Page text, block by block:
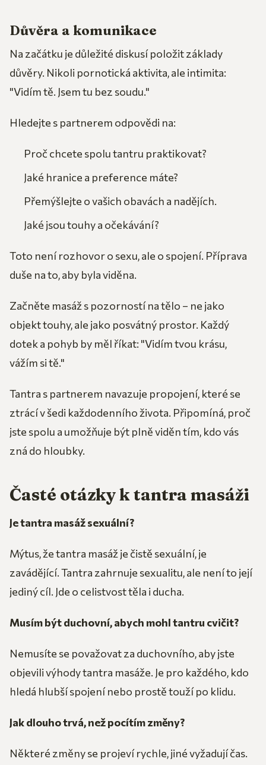
Důvěra a komunikace
Na začátku je důležité diskusí položit základy
důvěry. Nikoli pornotická aktivita, ale intimita:
"Vidím tě. Jsem tu bez soudu."
Hledejte s partnerem odpovědi na:
Proč chcete spolu tantru praktikovat?
Jaké hranice a preference máte?
Přemýšlejte o vašich obavách a nadějích.
Jaké jsou touhy a očekávání?
Toto není rozhovor o sexu, ale o spojení. Příprava
duše na to, aby byla viděna.
Začněte masáž s pozorností na tělo – ne jako
objekt touhy, ale jako posvátný prostor. Každý
dotek a pohyb by měl říkat: "Vidím tvou krásu,
vážím si tě."
Tantra s partnerem navazuje propojení, které se
ztrácí v šedi každodenního života. Připomíná, proč
jste spolu a umožňuje být plně viděn tím, kdo vás
zná do hloubky.
Časté otázky k tantra masáži
Je tantra masáž sexuální?
Mýtus, že tantra masáž je čistě sexuální, je
zavádějící. Tantra zahrnuje sexualitu, ale není to její
jediný cíl. Jde o celistvost těla i ducha.
Musím být duchovní, abych mohl tantru cvičit?
Nemusíte se považovat za duchovního, aby jste
objevili výhody tantra masáže. Je pro každého, kdo
hledá hlubší spojení nebo prostě touží po klidu.
Jak dlouho trvá, než pocítím změny?
Některé změny se projeví rychle, jiné vyžadují čas.